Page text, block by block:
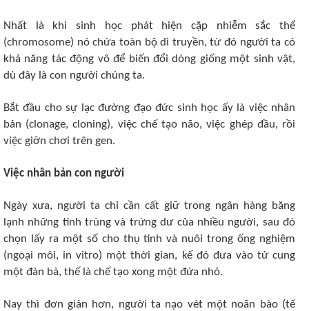
Nhất là khi sinh học phát hiện cặp nhiễm sắc thể
(chromosome) nó chứa toàn bộ di truyền, từ đó người ta có
khả năng tác động vô để biến đổi dòng giống một sinh vật,
dù đây là con người chúng ta.
Bắt đầu cho sự lạc đường đạo đức sinh học ấy là việc nhân
bản (clonage, cloning), việc chế tạo não, việc ghép đầu, rồi
việc giỡn chơi trên gen.
Việc nhân bản con người
Ngày xưa, người ta chỉ cần cất giữ trong ngân hàng băng
lạnh những tinh trùng và trứng dư của nhiều người, sau đó
chọn lấy ra một số cho thụ tinh và nuôi trong ống nghiệm
(ngoại môi, in vitro) một thời gian, kế đó đưa vào tử cung
một đàn bà, thế là chế tạo xong một đứa nhỏ.
Nay thì đơn giản hơn, người ta nạo vét một noãn bào (tế